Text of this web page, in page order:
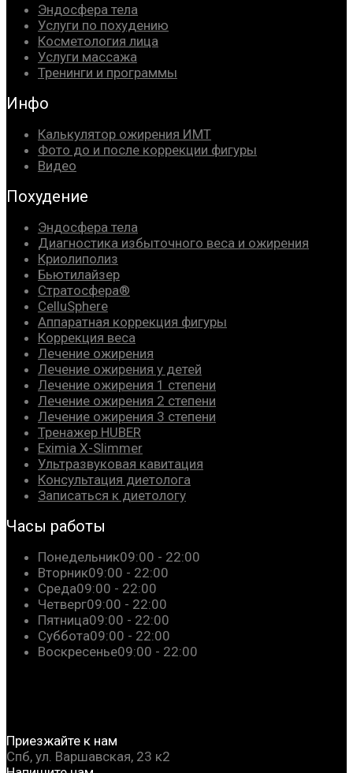
Эндосфера тела
Услуги по похудению
Косметология лица
Услуги массажа
Тренинги и программы
Инфо
Калькулятор ожирения ИМТ
Фото до и после коррекции фигуры
Видео
Похудение
Эндосфера тела
Диагностика избыточного веса и ожирения
Криолиполиз
Бьютилайзер
Стратосфера®
CelluSphere
Аппаратная коррекция фигуры
Коррекция веса
Лечение ожирения
Лечение ожирения у детей
Лечение ожирения 1 степени
Лечение ожирения 2 степени
Лечение ожирения 3 степени
Тренажер HUBER
Eximia X-Slimmer
Ультразвуковая кавитация
Консультация диетолога
Записаться к диетологу
Часы работы
Понедельник09:00 - 22:00
Вторник09:00 - 22:00
Среда09:00 - 22:00
Четверг09:00 - 22:00
Пятница09:00 - 22:00
Суббота09:00 - 22:00
Воскресенье09:00 - 22:00
Приезжайте к нам
Спб, ул. Варшавская, 23 к2